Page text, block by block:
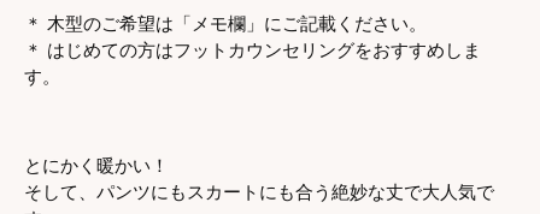
＊ 木型のご希望は「メモ欄」にご記載ください。
＊ はじめての方はフットカウンセリングをおすすめしま
す。
とにかく暖かい！
そして、パンツにもスカートにも合う絶妙な丈で大人気で